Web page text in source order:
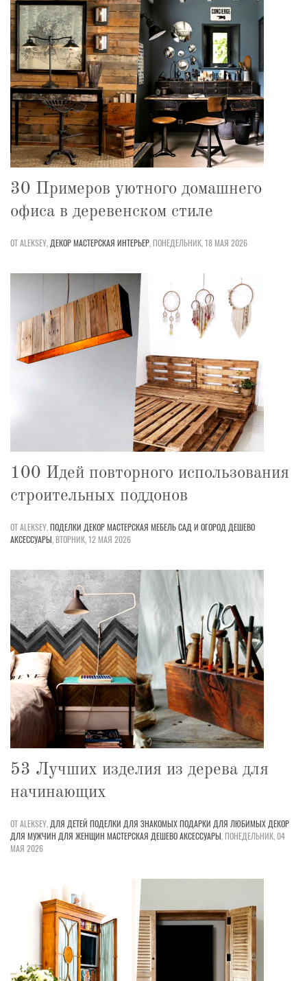
30 Примеров уютного домашнего
офиса в деревенском стиле
ОТ ALEKSEY, ДЕКОРМАСТЕРСКАЯ ИНТЕРЬЕР,ПОНЕДЕЛЬНИК, 18 МАЯ 2026
100 Идей повторного использования
строительных поддонов
ОТ ALEKSEY,ПОДЕЛКИ ДЕКОРМАСТЕРСКАЯ МЕБЕЛЬСАД И ОГОРОД ДЕШЕВО
АКСЕССУАРЫ,ВТОРНИК, 12 МАЯ 2026
53 Лучших изделия из дерева для
начинающих
ОТ ALEKSEY, ДЛЯ ДЕТЕЙ ПОДЕЛКИ ДЛЯ ЗНАКОМЫХПОДАРКИ ДЛЯ ЛЮБИМЫХ ДЕКОР
ДЛЯ МУЖЧИН ДЛЯ ЖЕНЩИН МАСТЕРСКАЯ ДЕШЕВОАКСЕССУАРЫ,ПОНЕДЕЛЬНИК, 04
МАЯ 2026